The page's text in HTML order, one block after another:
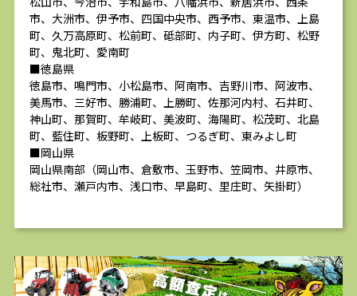
市、大洲市、伊予市、四国中央市、西予市、東温市、上島
町、久万高原町、松前町、砥部町、内子町、伊方町、松野
町、鬼北町、愛南町
■徳島県
徳島市、鳴門市、小松島市、阿南市、吉野川市、阿波市、
美馬市、三好市、勝浦町、上勝町、佐那河内村、石井町、
神山町、那賀町、牟岐町、美波町、海陽町、松茂町、北島
町、藍住町、板野町、上板町、つるぎ町、東みよし町
■岡山県
岡山県南部（岡山市、倉敷市、玉野市、笠岡市、井原市、
総社市、瀬戸内市、浅口市、早島町、里庄町、矢掛町）